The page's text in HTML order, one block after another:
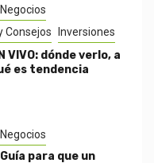
Consejos
Inversiones
VIVO: dónde verlo, a
es tendencia
para que un